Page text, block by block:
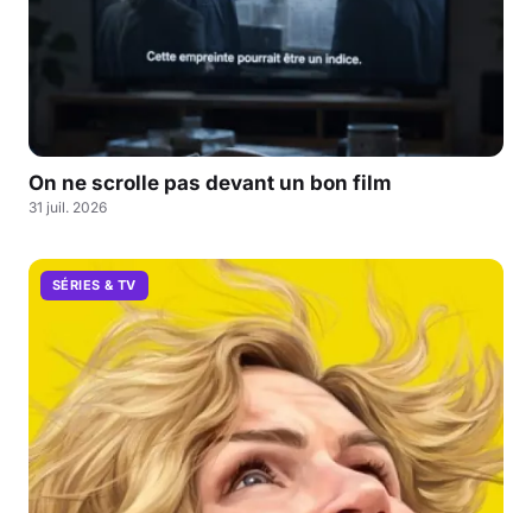
On ne scrolle pas devant un bon film
31 juil. 2026
SÉRIES & TV